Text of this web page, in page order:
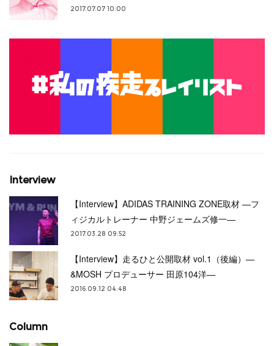
2017.07.07 10:00
Interview
【Interview】ADIDAS TRAINING ZONE取材 —フ
ィジカルトレーナー 中野ジェームズ修一—
2017.03.28 09:52
【Interview】走るひと公開取材 vol.1（後編）—
&MOSH プロデューサー 田原104洋—
2016.09.12 04:48
Column